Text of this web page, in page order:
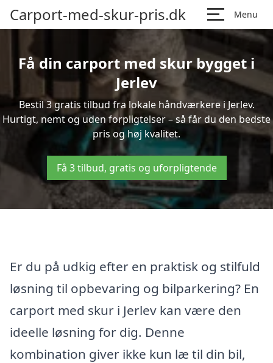
Carport-med-skur-pris.dk Menu
Få din carport med skur bygget i
Jerlev
Bestil 3 gratis tilbud fra lokale håndværkere i Jerlev.
Hurtigt, nemt og uden forpligtelser – så får du den bedste
pris og høj kvalitet.
Få 3 tilbud, gratis og uforpligtende
Er du på udkig efter en praktisk og stilfuld
løsning til opbevaring og bilparkering? En
carport med skur i Jerlev kan være den
ideelle løsning for dig. Denne
kombination giver ikke kun læ til din bil,